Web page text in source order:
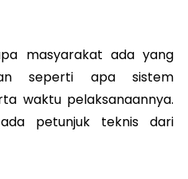
masyarakat ada yang
seperti apa sistem
waktu pelaksanaannya.
petunjuk teknis dari